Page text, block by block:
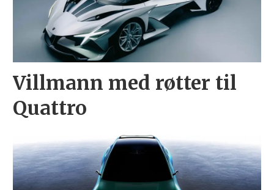
Villmann med røtter til
Quattro